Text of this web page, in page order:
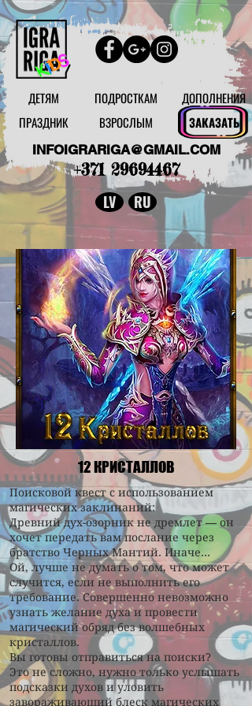
INFOIGRARIGA@GMAIL.COM
+371 29694467
LV
ЗАКАЗАТЬ
ВЗРОСЛЫМ
ПРАЗДНИК
ДОПОЛНЕНИЯ
ПОДРОСТКАМ
ДЕТЯМ
RU
12 КРИСТАЛЛОВ
Поисковой квест с использованием
магических заклинаний:
Древний дух-озорник не дремлет — он
хочет передать вам послание через
братство Черных Мантий. Иначе…
Ой, лучше не думать о том, что может
случится, если не выполнить его
требование. Совершенно невозможно
узнать желание духа и провести
магический обряд без волшебных
кристаллов.
Вы готовы отправиться на поиски?
Это не сложно, нужно только услышать
подсказки духов и уловить
завораживающий блеск магических